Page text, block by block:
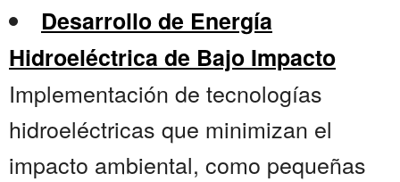
Desarrollo de Energía
Hidroeléctrica de Bajo Impacto
Implementación de tecnologías
hidroeléctricas que minimizan el
impacto ambiental, como pequeñas